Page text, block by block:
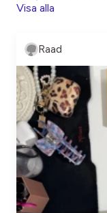
Visa alla
Raad